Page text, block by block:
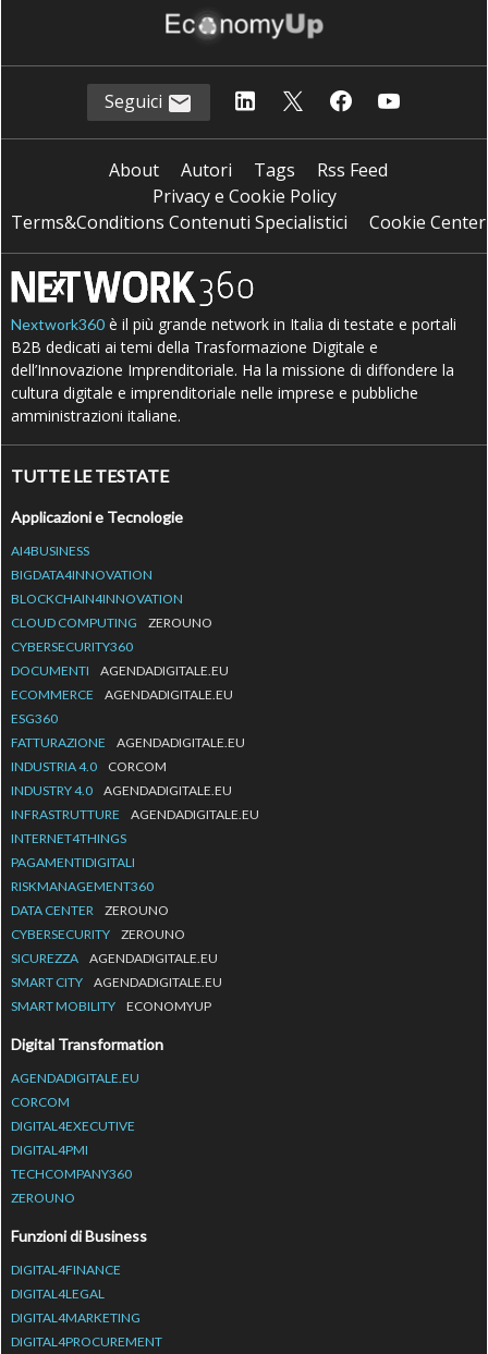
Seguici
About Autori Tags
Rss Feed
Privacy e Cookie Policy
Terms&Conditions Contenuti Specialistici
Cookie Center
Nextwork360 è il più grande network in Italia di testate e portali
B2B dedicati ai temi della Trasformazione Digitale e
dell’Innovazione Imprenditoriale. Ha la missione di diffondere la
cultura digitale e imprenditoriale nelle imprese e pubbliche
amministrazioni italiane.
TUTTE LE TESTATE
Applicazioni e Tecnologie
AI4BUSINESS
BIGDATA4INNOVATION
BLOCKCHAIN4INNOVATION
CLOUD COMPUTING
ZEROUNO
CYBERSECURITY360
DOCUMENTI
AGENDADIGITALE.EU
ECOMMERCE
AGENDADIGITALE.EU
ESG360
FATTURAZIONE
AGENDADIGITALE.EU
INDUSTRIA 4.0
CORCOM
INDUSTRY 4.0
AGENDADIGITALE.EU
INFRASTRUTTURE
AGENDADIGITALE.EU
INTERNET4THINGS
PAGAMENTIDIGITALI
RISKMANAGEMENT360
DATA CENTER
ZEROUNO
CYBERSECURITY
ZEROUNO
SICUREZZA
AGENDADIGITALE.EU
SMART CITY
AGENDADIGITALE.EU
SMART MOBILITY
ECONOMYUP
Digital Transformation
AGENDADIGITALE.EU
CORCOM
DIGITAL4EXECUTIVE
DIGITAL4PMI
TECHCOMPANY360
ZEROUNO
Funzioni di Business
DIGITAL4FINANCE
DIGITAL4LEGAL
DIGITAL4MARKETING
DIGITAL4PROCUREMENT